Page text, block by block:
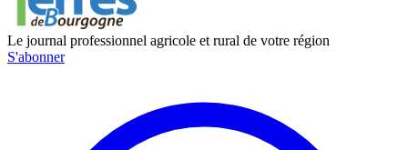
Le journal professionnel agricole et rural de votre région
S'abonner